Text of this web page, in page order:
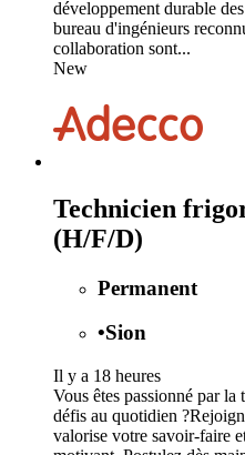
développement durable
bureau d'ingénieurs
collaboration sont...
New
Technicien
(H/F/D)
Permanent
•Sion
Il y a 18 heures
Vous êtes passionné par la
défis au quotidien
valorise votre savoir-faire